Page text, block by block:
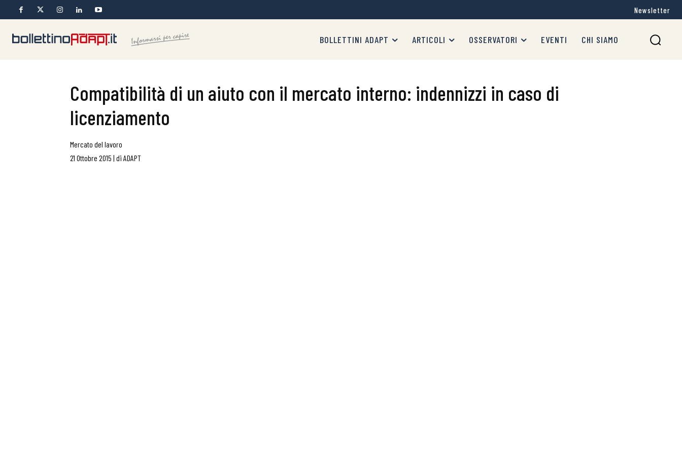
Newsletter
BOLLETTINI ADAPT ARTICOLI OSSERVATORI EVENTI CHI SIAMO
Compatibilità di un aiuto con il mercato interno: indennizzi in caso di
licenziamento
Mercato del lavoro
21 Ottobre 2015 | di ADAPT